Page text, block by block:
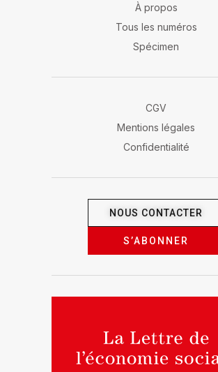
À propos
Tous les numéros
Spécimen
CGV
Mentions légales
Confidentialité
NOUS CONTACTER
S’ABONNER